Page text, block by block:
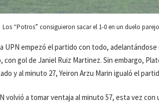
Los “Potros” consiguieron sacar el 1-0 en un duelo
UPN empezó el partido con todo,
con gol de Janiel Ruiz Martinez. Sin embargo,
y al minuto 27, Yeiron Arzu Marin igualó el
volvió a tomar ventaja al minuto 57, esta vez